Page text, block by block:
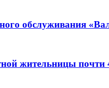
обслуживания
жительницы почти